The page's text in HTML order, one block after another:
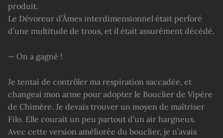
produit.
Le Dévoreur d’Âmes interdimensionnel était perforé
d’une multitude de trous, et il était assurément décédé.
— On a gagné !
Je tentai de contrôler ma respiration saccadée, et
changeai mon arme pour adopter le Bouclier de Vipère
de Chimère. Je devais trouver un moyen de maîtriser
Filo. Elle courait un peu partout d’un air hargneux.
Avec cette version améliorée du bouclier, je n’avais